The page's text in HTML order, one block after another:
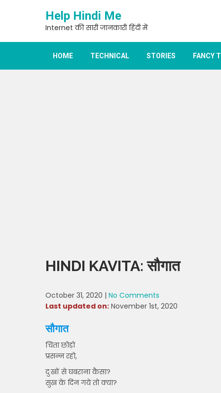
Help Hindi Me
Internet की सारी जानकारी हिंदी में
HOME TECHNICAL STORIES FANCY
HINDI KAVITA: सौगात
October 31, 2020 | No Comments
Last updated on: November 1st, 2020
सौगात
चिंता छोड़ो
प्रसन्न रहो,
दुःखों से घबराना कैसा?
सुख के दिन गये तो क्या?